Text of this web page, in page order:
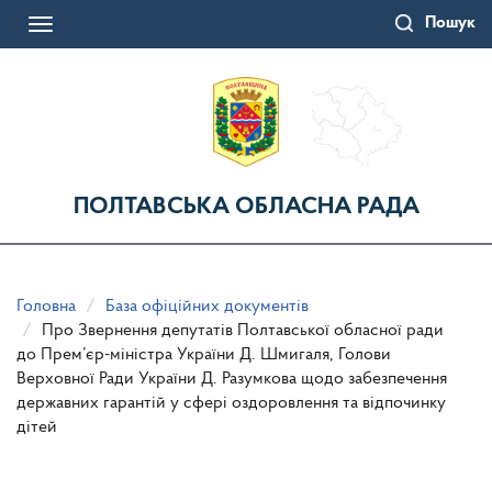
Пошук
Toggle
ПОЛТАВСЬКА ОБЛАСНА РАДА
Головна
База офіційних документів
Про Звернення депутатів Полтавської обласної ради
до Прем’єр-міністра України Д. Шмигаля, Голови
Верховної Ради України Д. Разумкова щодо забезпечення
державних гарантій у сфері оздоровлення та відпочинку
дітей